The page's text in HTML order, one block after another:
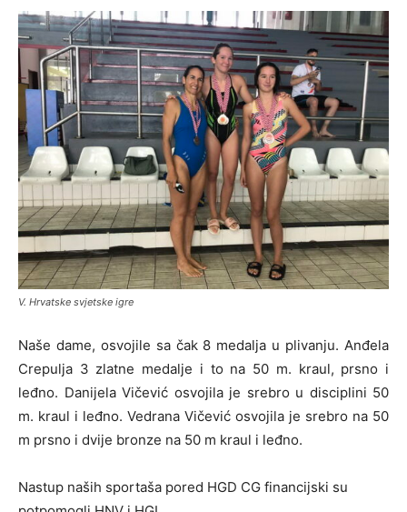
V. Hrvatske svjetske igre
Naše dame, osvojile sa čak 8 medalja u plivanju. Anđela
Crepulja 3 zlatne medalje i to na 50 m. kraul, prsno i
leđno. Danijela Vičević osvojila je srebro u disciplini 50
m. kraul i leđno. Vedrana Vičević osvojila je srebro na 50
m prsno i dvije bronze na 50 m kraul i leđno.
Nastup naših sportaša pored HGD CG financijski su